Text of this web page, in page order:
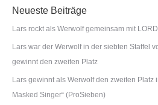
Neueste Beiträge
Lars rockt als Werwolf gemeinsam mit
Lars war der Werwolf in der siebten Staffel
gewinnt den zweiten Platz
Lars gewinnt als Werwolf den zweiten Platz
Masked Singer“ (ProSieben)